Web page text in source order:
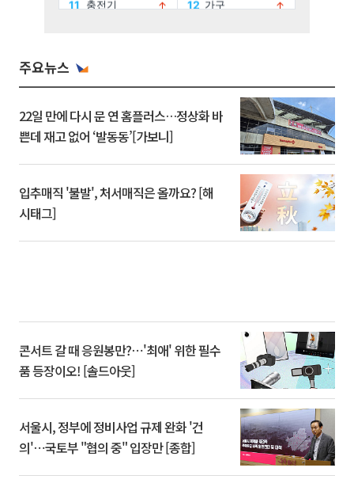
주요뉴스
22일 만에 다시 문 연 홈플러스…정상화 바
쁜데 재고 없어 ‘발동동’[가보니]
입추매직 '불발', 처서매직은 올까요? [해
시태그]
콘서트 갈 때 응원봉만?⋯'최애' 위한 필수
품 등장이오! [솔드아웃]
서울시, 정부에 정비사업 규제 완화 '건
의'⋯국토부 "협의 중" 입장만 [종합]